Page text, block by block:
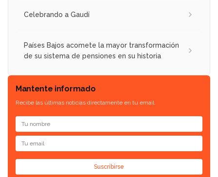
Celebrando a Gaudí
Países Bajos acomete la mayor transformación
de su sistema de pensiones en su historia
Mantente informado
Recibe las últimas noticias directamente en tu email.
Suscribirse